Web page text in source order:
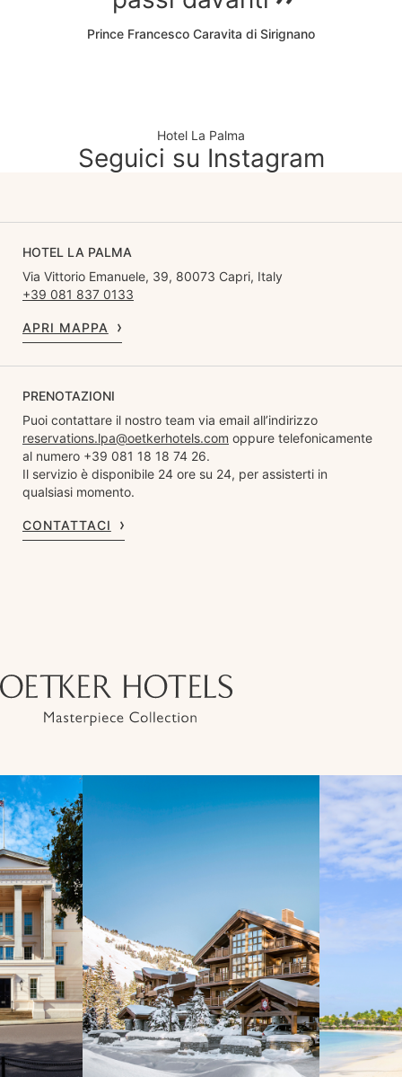
Prince Francesco Caravita di Sirignano
Hotel La Palma
Seguici su Instagram
HOTEL LA PALMA
Via Vittorio Emanuele, 39, 80073 Capri, Italy
+39 081 837 0133
APRI MAPPA
PRENOTAZIONI
Puoi contattare il nostro team via email all’indirizzo
reservations.lpa@oetkerhotels.com oppure telefonicamente
al numero +39 081 18 18 74 26.
Il servizio è disponibile 24 ore su 24, per assisterti in
qualsiasi momento.
CONTATTACI